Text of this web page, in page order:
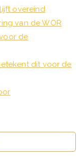
overeind
van de WOR
de
dit voor de